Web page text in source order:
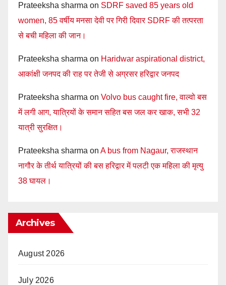
Prateeksha sharma on SDRF saved 85 years old
women, 85 वर्षीय मनसा देवी पर गिरी दिवार SDRF की तत्परता
से बची महिला की जान।
Prateeksha sharma on Haridwar aspirational district,
आकांक्षी जनपद की राह पर तेजी से अग्रसर हरिद्वार जनपद
Prateeksha sharma on Volvo bus caught fire, वाल्वो बस
में लगी आग, यात्रियों के समान सहित बस जल कर खाक, सभी 32
यात्री सुरक्षित।
Prateeksha sharma on A bus from Nagaur, राजस्थान
नागौर के तीर्थ यात्रियों की बस हरिद्वार में पलटी एक महिला की मृत्यु
38 घायल।
Archives
August 2026
July 2026